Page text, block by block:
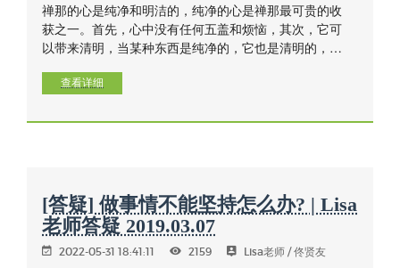
禅那的心是纯净和明洁的，纯净的心是禅那最可贵的收
获之一。首先，心中没有任何五盖和烦恼，其次，它可
以带来清明，当某种东西是纯净的，它也是清明的，例
后，便可以看得很清楚。因此我们需要纯净的心来禅
盖和持续下去的重要性，纯净的心来自勤奋和持续的修
查看详细
[答疑] 做事情不能坚持怎么办? | Lisa
老师答疑 2019.03.07
2022-05-31 18:41:11 2159 Lisa老师 / 佟贤友